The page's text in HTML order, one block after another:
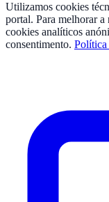
Utilizamos cookies
portal. Para melhorar a
cookies analíticos
consentimento. Política